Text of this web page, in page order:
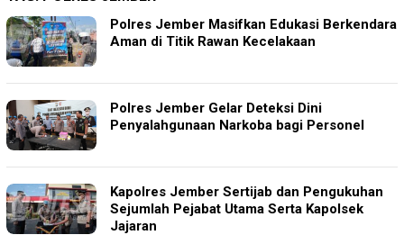
Polres Jember Masifkan Edukasi Berkendara
Aman di Titik Rawan Kecelakaan
Polres Jember Gelar Deteksi Dini
Penyalahgunaan Narkoba bagi Personel
Kapolres Jember Sertijab dan Pengukuhan
Sejumlah Pejabat Utama Serta Kapolsek
Jajaran